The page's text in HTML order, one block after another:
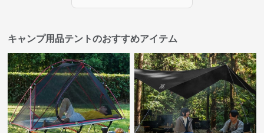
キャンプ用品テントのおすすめアイテム